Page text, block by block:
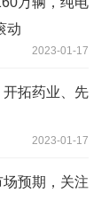
动
2023-01-17
拓药业、先
2023-01-17
预期，关注